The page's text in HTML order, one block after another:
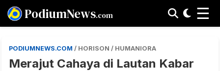
PodiumNews.com ☰
PODIUMNEWS.COM / HORISON / HUMANIORA
Merajut Cahaya di Lautan Kabar